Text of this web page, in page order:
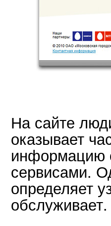
На сайте
оказывает
информацию
сервисами.
определяет
обслуживает.